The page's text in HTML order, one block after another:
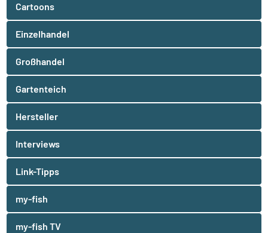
Cartoons
Einzelhandel
Großhandel
Gartenteich
Hersteller
Interviews
Link-Tipps
my-fish
my-fish TV